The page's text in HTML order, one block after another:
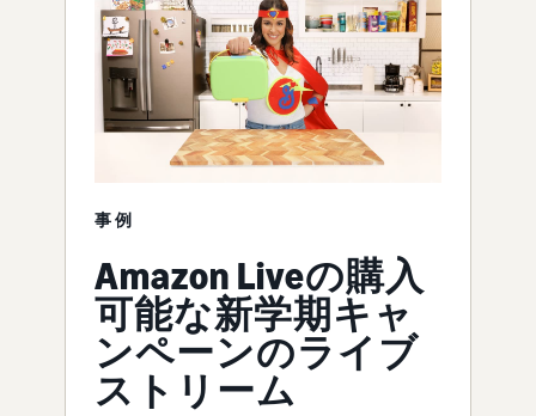
事例
Amazon Liveの購入
可能な新学期キャ
ンペーンのライブ
ストリーム